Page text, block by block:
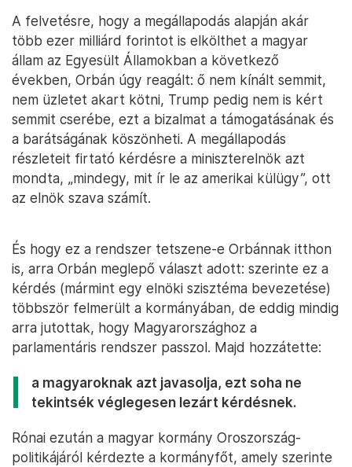
A felvetésre, hogy a megállapodás alapján akár
több ezer milliárd forintot is elkölthet a magyar
állam az Egyesült Államokban a következő
években, Orbán úgy reagált: ő nem kínált semmit,
nem üzletet akart kötni, Trump pedig nem is kért
semmit cserébe, ezt a bizalmat a támogatásának és
a barátságának köszönheti. A megállapodás
részleteit firtató kérdésre a miniszterelnök azt
mondta, „mindegy, mit ír le az amerikai külügy”, ott
az elnök szava számít.
És hogy ez a rendszer tetszene-e Orbánnak itthon
is, arra Orbán meglepő választ adott: szerinte ez a
kérdés (mármint egy elnöki szisztéma bevezetése)
többször felmerült a kormányában, de eddig mindig
arra jutottak, hogy Magyarországhoz a
parlamentáris rendszer passzol. Majd hozzátette:
a magyaroknak azt javasolja, ezt soha ne
tekintsék véglegesen lezárt kérdésnek.
Rónai ezután a magyar kormány Oroszország-
politikájáról kérdezte a kormányfőt, amely szerinte